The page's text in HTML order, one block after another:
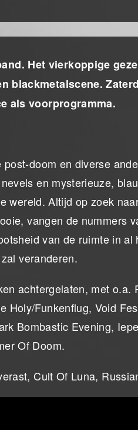
Het vierkoppige
blackmetalscene.
als voorprogramma.
doom en diverse
en mysterieuze,
wereld. Altijd op zoek
vangen de nummers
van de ruimte in
veranderen.
achtergelaten, met o.a.
Holy/Funkenflug, Void
Bombastic Evening,
Of Doom.
Cult Of Luna,